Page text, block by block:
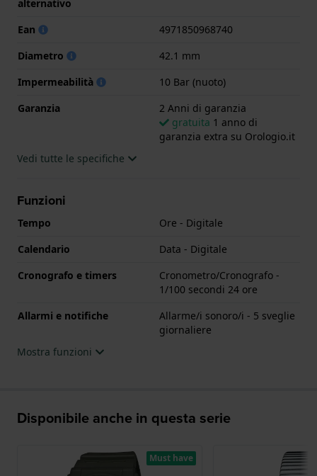
.alternativo
Ean
4971850968740
Diametro
42.1 mm
Impermeabilità
10 Bar (nuoto)
Garanzia
2 Anni di garanzia
gratuita 1 anno di
garanzia extra su Orologio.it
Vedi tutte le specifiche
Funzioni
Tempo
Ore - Digitale
Calendario
Data - Digitale
Cronografo e timers
Cronometro/Cronografo -
1/100 secondi 24 ore
Allarmi e notifiche
Allarme/i sonoro/i - 5 sveglie
giornaliere
Mostra funzioni
Disponibile anche in questa serie
Must have